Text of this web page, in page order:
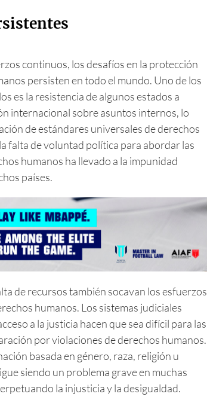
continuos, los desafíos en la protección
persisten en todo el mundo. Uno de los
es la resistencia de algunos estados a
internacional sobre asuntos internos, lo
de estándares universales de derechos
falta de voluntad política para abordar las
humanos ha llevado a la impunidad
países.
de recursos también socavan los esfuerzos
humanos. Los sistemas judiciales
a la justicia hacen que sea difícil para las
por violaciones de derechos humanos.
basada en género, raza, religión u
siendo un problema grave en muchas
la injusticia y la desigualdad.